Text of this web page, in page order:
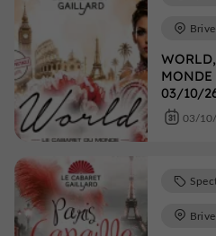
MONDE
03/10/
03/